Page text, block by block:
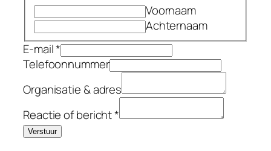
Voornaam
Achternaam
E-mail *
Telefoonnummer
Organisatie & adres
Reactie of bericht *
Verstuur